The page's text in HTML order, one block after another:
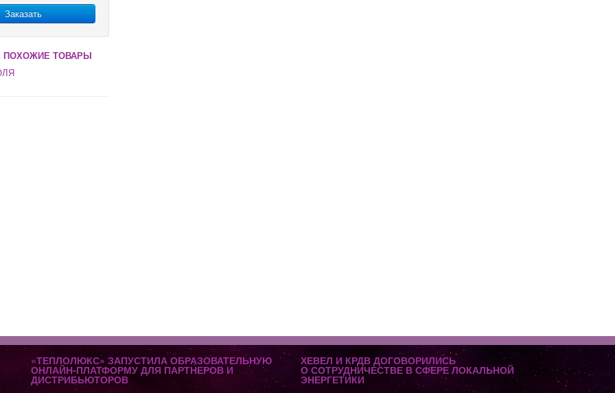
Заказать
ПОХОЖИЕ ТОВАРЫ
«ТЕПЛОЛЮКС» ЗАПУСТИЛА ОБРАЗОВАТЕЛЬНУЮ
ОНЛАЙН-ПЛАТФОРМУ ДЛЯ ПАРТНЕРОВ И
ДИСТРИБЬЮТОРОВ
ХЕВЕЛ И КРДВ ДОГОВОРИЛИСЬ
О СОТРУДНИЧЕСТВЕ В СФЕРЕ ЛОКАЛЬНОЙ
ЭНЕРГЕТИКИ